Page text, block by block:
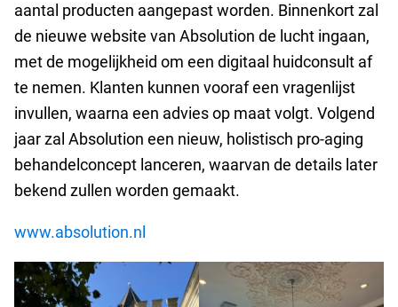
aantal producten aangepast worden. Binnenkort zal
de nieuwe website van Absolution de lucht ingaan,
met de mogelijkheid om een digitaal huidconsult af
te nemen. Klanten kunnen vooraf een vragenlijst
invullen, waarna een advies op maat volgt. Volgend
jaar zal Absolution een nieuw, holistisch pro-aging
behandelconcept lanceren, waarvan de details later
bekend zullen worden gemaakt.
www.absolution.nl